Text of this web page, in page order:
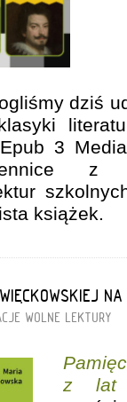
dziś
3
z
książek.
WOLNE LEKTURY
z lat